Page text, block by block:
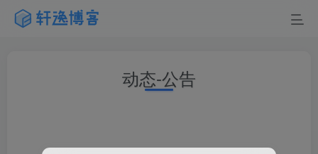
动态-公告